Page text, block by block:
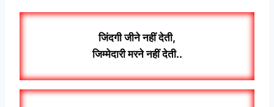
जिंदगी जीने नहीं देती,
जिम्मेदारी मरने नहीं देती..